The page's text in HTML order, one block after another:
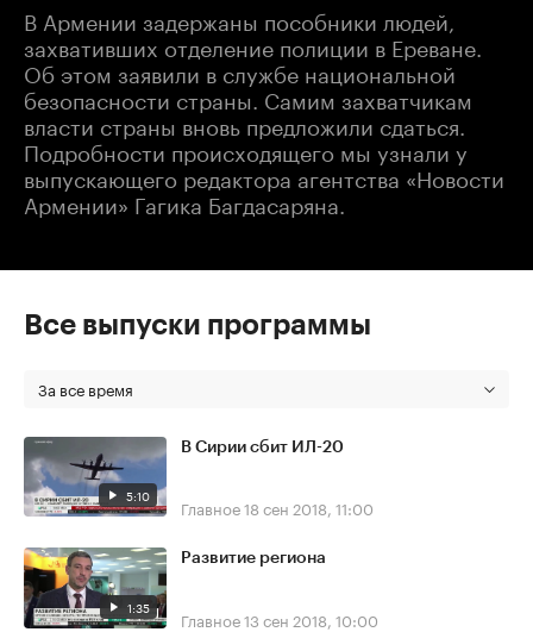
В Армении задержаны пособники людей,
захвативших отделение полиции в Ереване.
Об этом заявили в службе национальной
безопасности страны. Самим захватчикам
власти страны вновь предложили сдаться.
Подробности происходящего мы узнали у
выпускающего редактора агентства «Новости
Армении» Гагика Багдасаряна.
Все выпуски программы
За все время
5:10
В Сирии сбит ИЛ-20
Главное18 сен 2018, 11:00
1:35
Развитие региона
Главное13 сен 2018, 10:00